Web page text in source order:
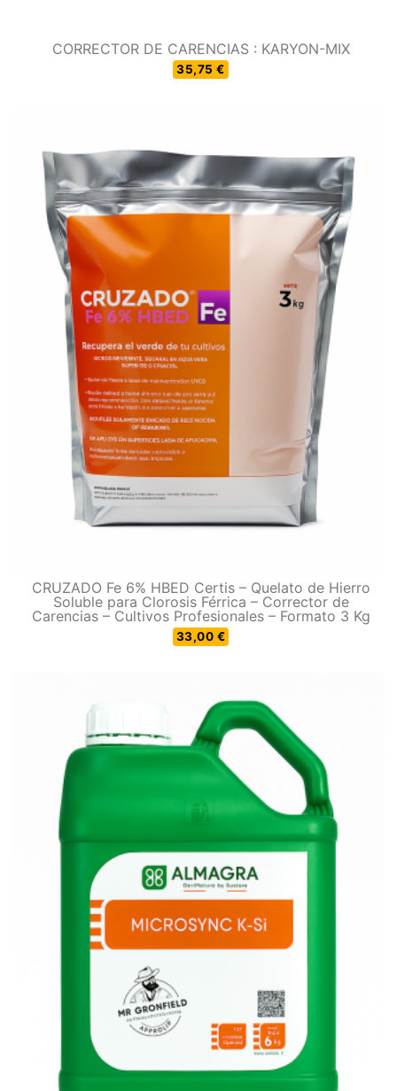
CORRECTOR DE CARENCIAS : KARYON-MIX
35,75 €
CRUZADO Fe 6% HBED Certis – Quelato de Hierro
Soluble para Clorosis Férrica – Corrector de
Carencias – Cultivos Profesionales – Formato 3 Kg
33,00 €